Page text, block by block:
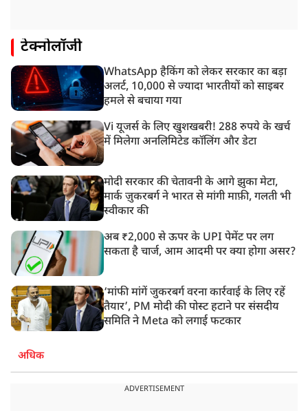
टेक्नोलॉजी
WhatsApp हैकिंग को लेकर सरकार का बड़ा
अलर्ट, 10,000 से ज्यादा भारतीयों को साइबर
हमले से बचाया गया
Vi यूजर्स के लिए खुशखबरी! 288 रुपये के खर्च
में मिलेगा अनलिमिटेड कॉलिंग और डेटा
मोदी सरकार की चेतावनी के आगे झुका मेटा,
मार्क ज़ुकरबर्ग ने भारत से मांगी माफ़ी, गलती भी
स्वीकार की
अब ₹2,000 से ऊपर के UPI पेमेंट पर लग
सकता है चार्ज, आम आदमी पर क्या होगा असर?
‘मांफी मांगें जुकरबर्ग वरना कार्रवाई के लिए रहें
तैयार’, PM मोदी की पोस्ट हटाने पर संसदीय
समिति ने Meta को लगाई फटकार
अधिक
ADVERTISEMENT